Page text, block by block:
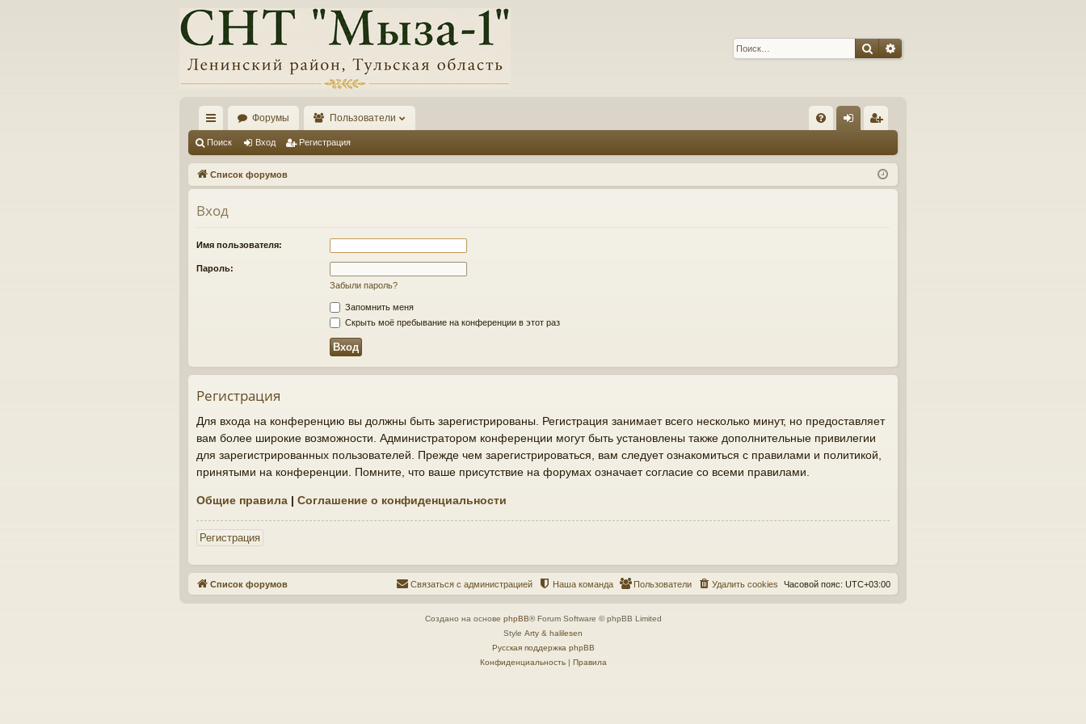
ПоискРасширенный поиск
с
ы
лк
и
Форумы Пользователи
Q д ис
тр
Поиск Вход Регистрация
Список форумов
Вход
Имя пользователя:
Пароль:
Забыли пароль?
Запомнить меня
Скрыть моё пребывание на конференции в этот раз
Регистрация
Для входа на конференцию вы должны быть зарегистрированы. Регистрация занимает всего несколько минут, но предоставляет
вам более широкие возможности. Администратором конференции могут быть установлены также дополнительные привилегии
для зарегистрированных пользователей. Прежде чем зарегистрироваться, вам следует ознакомиться с правилами и политикой,
принятыми на конференции. Помните, что ваше присутствие на форумах означает согласие со всеми правилами.
Общие правила | Соглашение о конфиденциальности
Регистрация
Список форумов Часовой пояс: UTC+03:00
Удалить cookies
Пользователи
Наша команда
Связаться с администрацией
Создано на основе phpBB® Forum Software © phpBB Limited
Style Arty & halilesen
Русская поддержка phpBB
Конфиденциальность| Правила